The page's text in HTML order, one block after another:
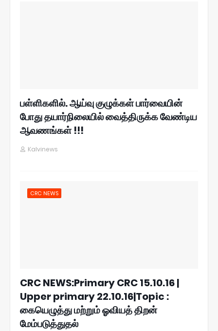
பள்ளிகளில். ஆய்வு குழுக்கள் பார்வையின்
போது தயார்நிலையில் வைத்திருக்க வேண்டிய
ஆவணங்கள் !!!
Kalvinews
CRC NEWS
CRC NEWS:​Primary CRC 15.10.16​​ |
Upper primary 22.10.16​|Topic : ​
கையெழுத்து மற்றும் ஓவியத் திறன்
மேம்படுத்துதல்​